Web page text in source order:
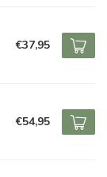
€37,95
€54,95